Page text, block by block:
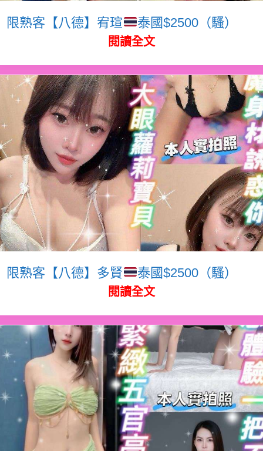
限熟客【八德】宥瑄 泰國$2500（騷）
閱讀全文
限熟客【八德】多賢 泰國$2500（騷）
閱讀全文